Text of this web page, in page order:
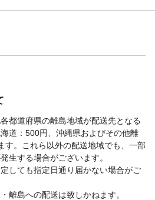
都道府県の離島地域が配送先となる
道：500円、沖縄県およびその他離
す。これら以外の配送地域でも、一部
生する場合がございます。
しても指定日通り届かない場合がご
離島への配送は致しかねます。